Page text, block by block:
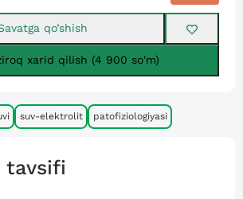
qo’shish
xarid qilish (4 900 so'm)
suv-elektrolit patofiziologiyasi
tavsifi